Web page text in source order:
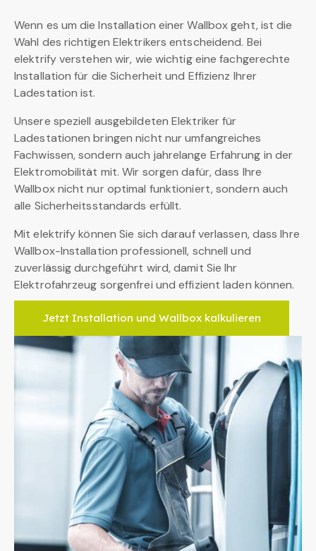
Wenn es um die Installation einer Wallbox geht, ist die
Wahl des richtigen Elektrikers entscheidend. Bei
elektrify verstehen wir, wie wichtig eine fachgerechte
Installation für die Sicherheit und Effizienz Ihrer
Ladestation ist.
Unsere speziell ausgebildeten Elektriker für
Ladestationen bringen nicht nur umfangreiches
Fachwissen, sondern auch jahrelange Erfahrung in der
Elektromobilität mit. Wir sorgen dafür, dass Ihre
Wallbox nicht nur optimal funktioniert, sondern auch
alle Sicherheitsstandards erfüllt.
Mit elektrify können Sie sich darauf verlassen, dass Ihre
Wallbox-Installation professionell, schnell und
zuverlässig durchgeführt wird, damit Sie Ihr
Elektrofahrzeug sorgenfrei und effizient laden können.
Jetzt Installation und Wallbox kalkulieren